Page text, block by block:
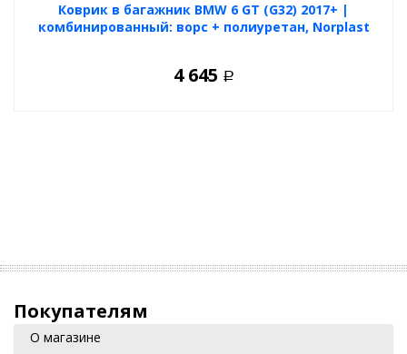
Коврик в багажник BMW 6 GT (G32) 2017+ |
комбинированный: ворс + полиуретан, Norplast
4 645 Р
Покупателям
О магазине